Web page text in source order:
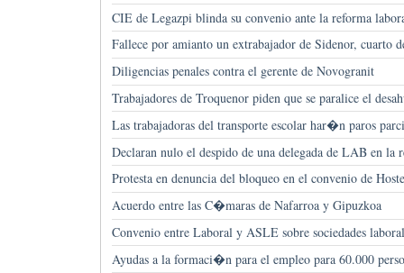
CIE de Legazpi blinda su convenio ante la reforma
Fallece por amianto un extrabajador de Sidenor, cuarto
Diligencias penales contra el gerente de Novogranit
Trabajadores de Troquenor piden que se paralice el
Las trabajadoras del transporte escolar har�n paros
Declaran nulo el despido de una delegada de LAB en la
Protesta en denuncia del bloqueo en el convenio de
Acuerdo entre las C�maras de Nafarroa y Gipuzkoa
Convenio entre Laboral y ASLE sobre sociedades
Ayudas a la formaci�n para el empleo para 60.000